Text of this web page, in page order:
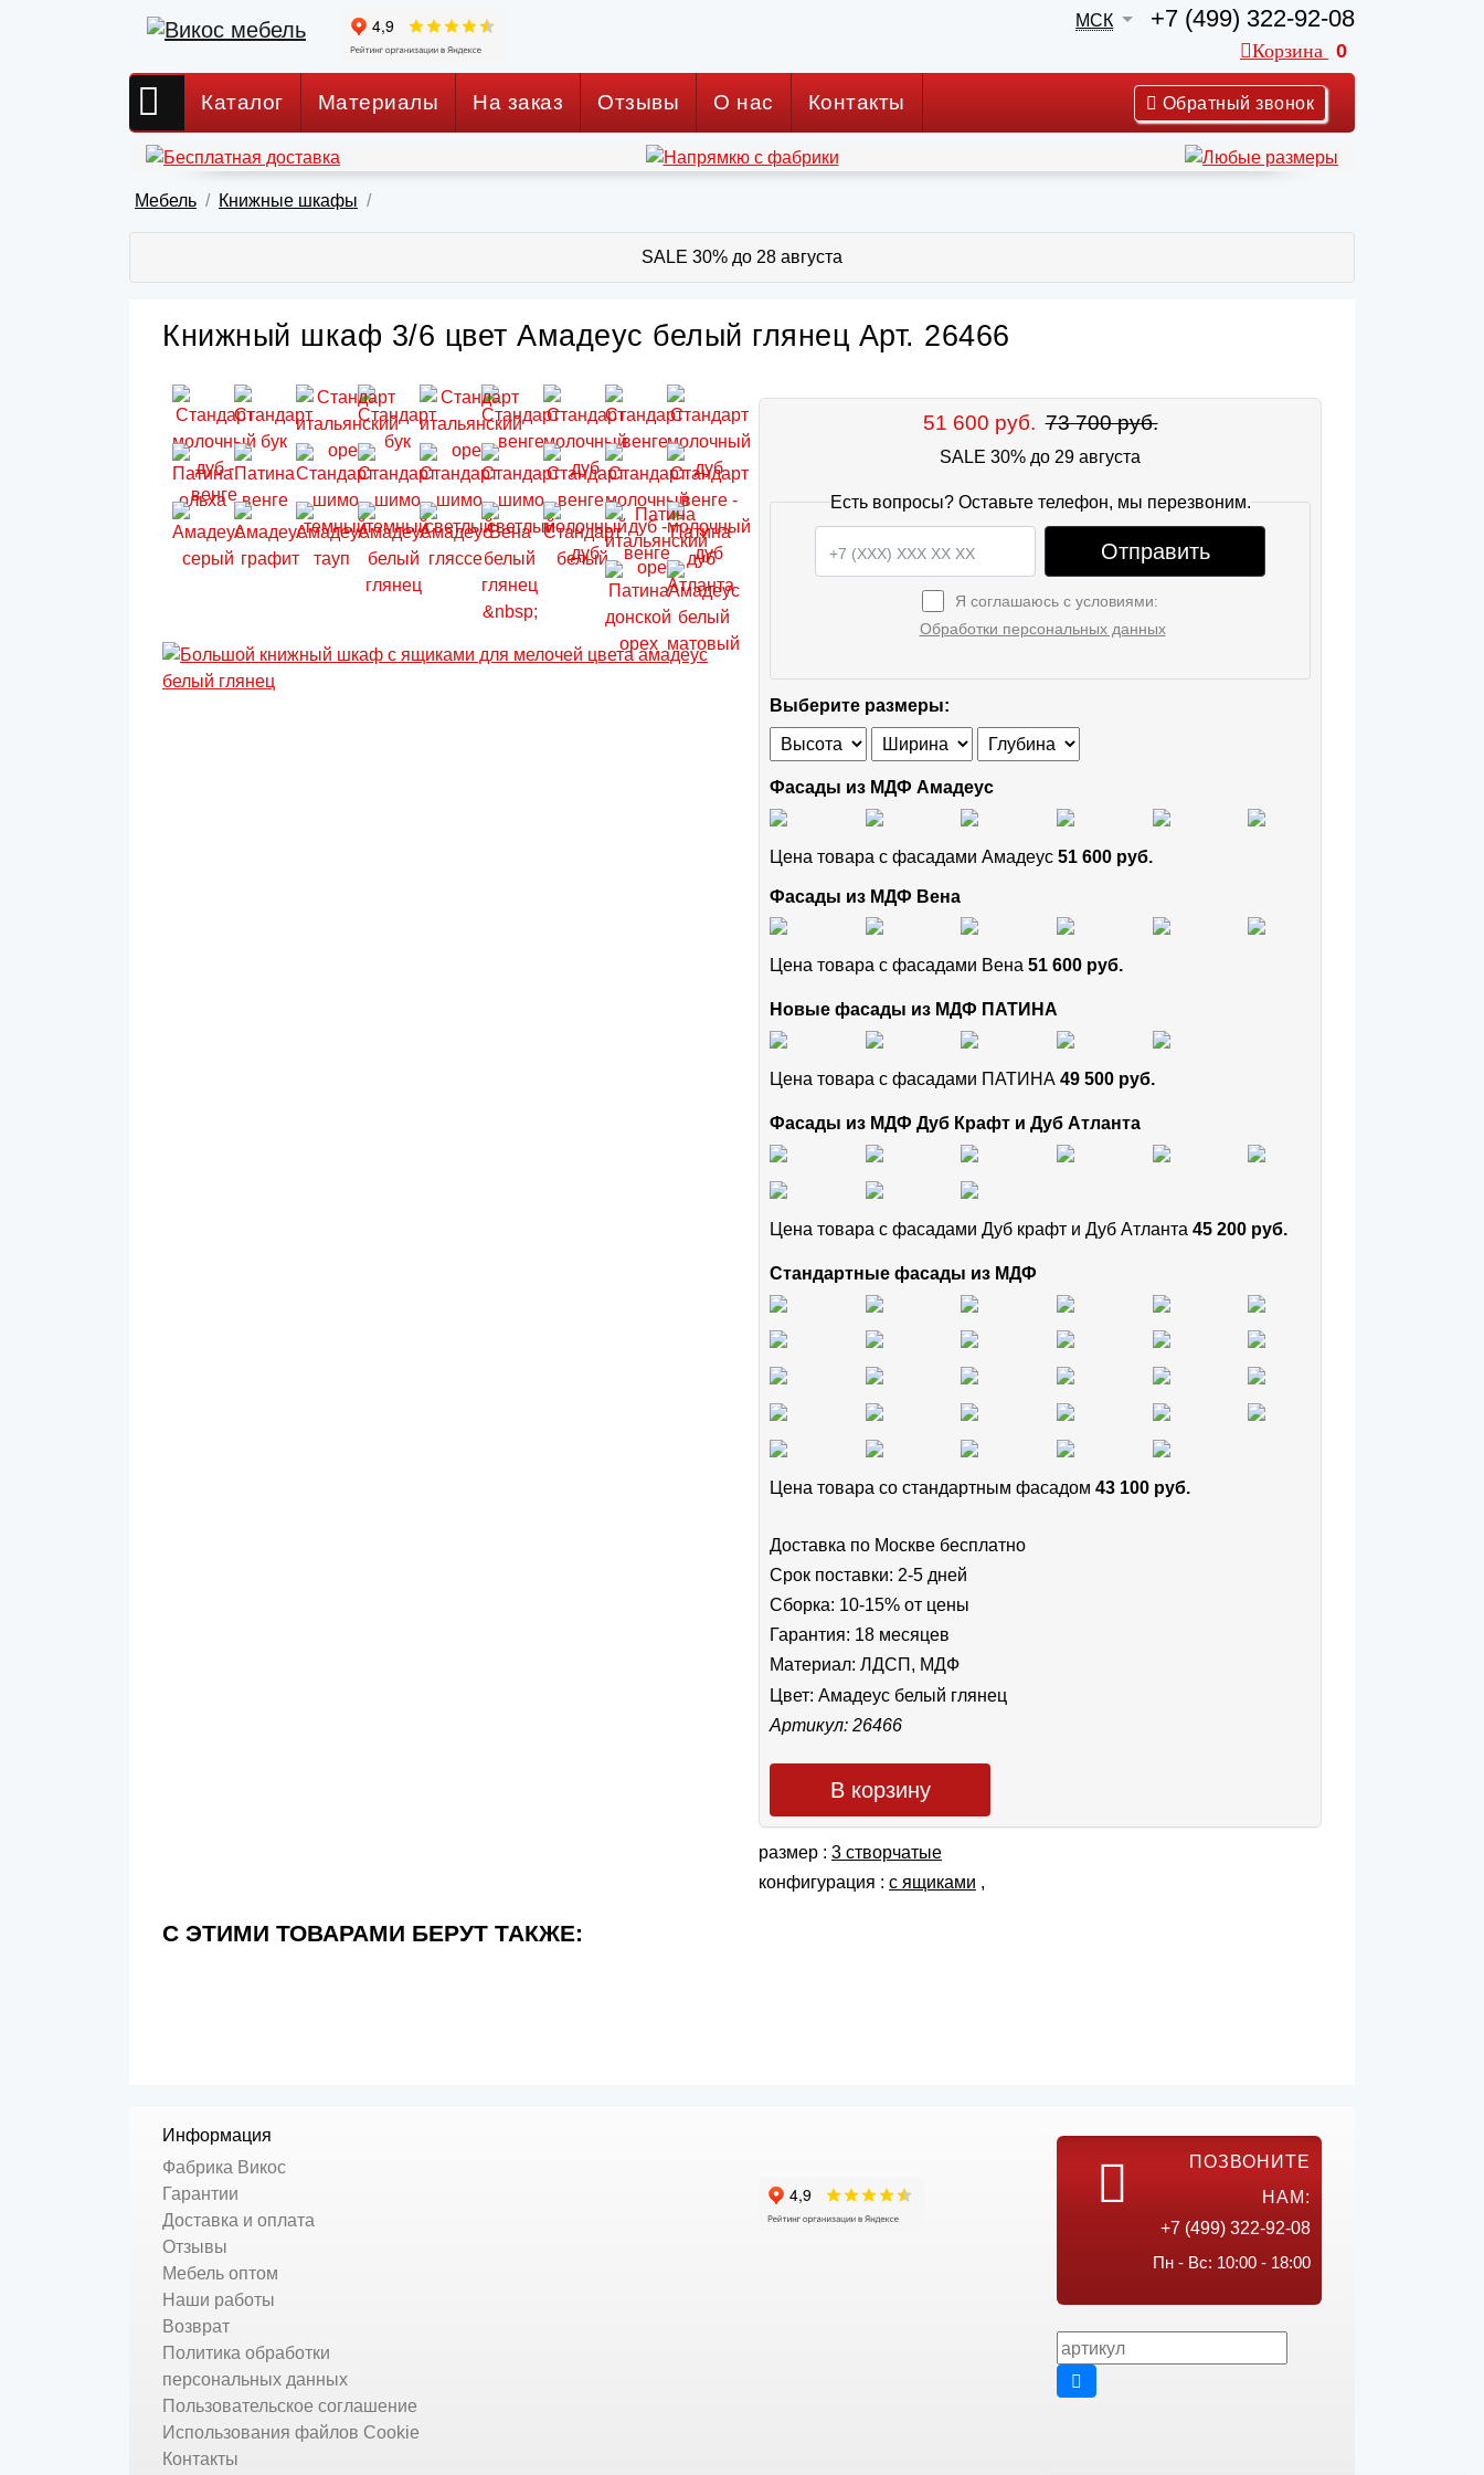
МСК +7 (499) 322-92-08
Корзина 0
Каталог Материалы На заказ Отзывы О нас Контакты Обратный звонок
Мебель Книжные шкафы
SALE 30% до 28 августа
Книжный шкаф 3/6 цвет Амадеус белый глянец Арт. 26466
51 600 руб. 73 700 руб.
SALE 30% до 29 августа
Есть вопросы? Оставьте телефон, мы перезвоним.
Отправить
Я соглашаюсь с условиями:
Обработки персональных данных
Выберите размеры:
Фасады из МДФ Амадеус
Цена товара с фасадами Амадеус 51 600 руб.
Фасады из МДФ Вена
Цена товара с фасадами Вена 51 600 руб.
Новые фасады из МДФ ПАТИНА
Цена товара с фасадами ПАТИНА 49 500 руб.
Фасады из МДФ Дуб Крафт и Дуб Атланта
Цена товара с фасадами Дуб крафт и Дуб Атланта 45 200 руб.
Стандартные фасады из МДФ
Цена товара cо стандартным фасадом 43 100 руб.
Доставка по Москве бесплатно
Срок поставки: 2-5 дней
Сборка: 10-15% от цены
Гарантия: 18 месяцев
Материал: ЛДСП, МДФ
Цвет: Амадеус белый глянец
Артикул: 26466
В корзину
размер : 3 створчатые
конфигурация : с ящиками ,
С ЭТИМИ ТОВАРАМИ БЕРУТ ТАКЖЕ:
Информация
Фабрика Викос
Гарантии
Доставка и оплата
Отзывы
Мебель оптом
Наши работы
Возврат
Политика обработки
персональных данных
Пользовательское соглашение
Использования файлов Cookie
Контакты
ПОЗВОНИТЕ
НАМ:
+7 (499) 322-92-08
Пн - Вс: 10:00 - 18:00